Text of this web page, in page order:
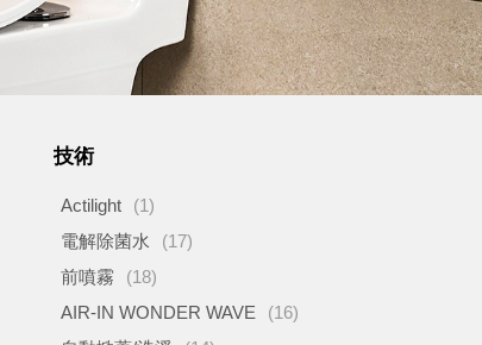
技術
Actilight
(1)
電解除菌水
(17)
前噴霧
(18)
AIR-IN WONDER WAVE
(16)